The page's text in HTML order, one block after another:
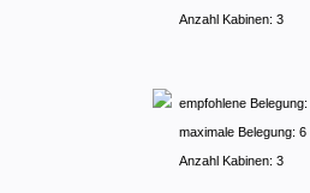
Anzahl Kabinen: 3
empfohlene
maximale Belegung:
Anzahl Kabinen: 3